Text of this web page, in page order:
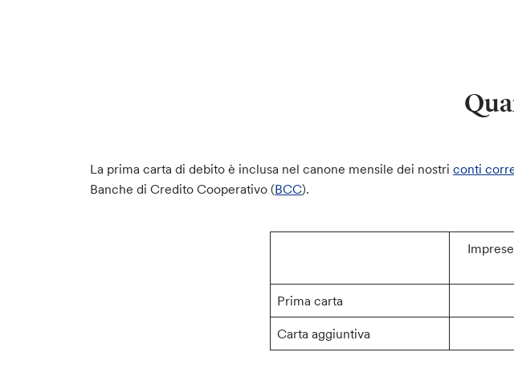
La prima carta di debito è inclusa nel canone mensile dei nostriconti
Banche di Credito Cooperativo (BCC).
Prima carta
Carta aggiuntiva